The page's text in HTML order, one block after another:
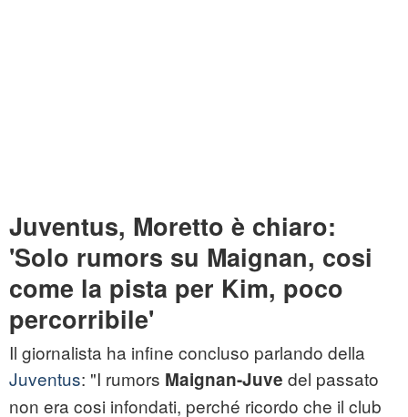
Juventus, Moretto è chiaro:
'Solo rumors su Maignan, cosi
come la pista per Kim, poco
percorribile'
Il giornalista ha infine concluso parlando della
Juventus: "I rumors Maignan-Juve del passato
non era cosi infondati, perché ricordo che il club